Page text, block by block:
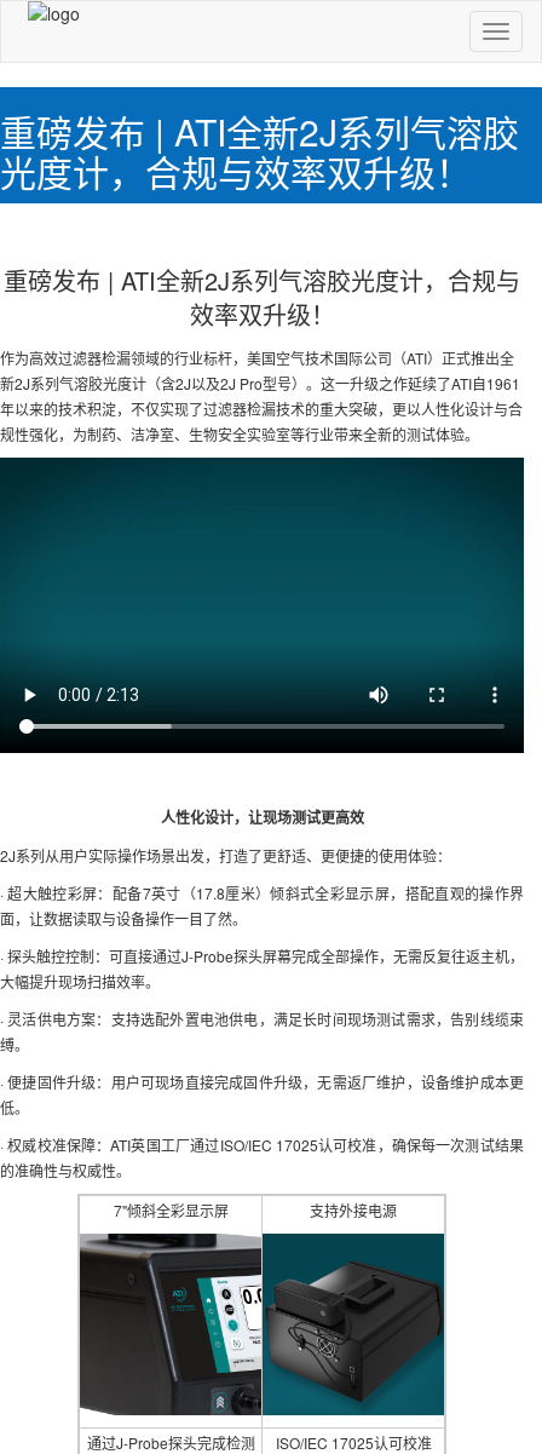
切
换
导
重磅发布 | ATI全新2J系列气溶胶
光度计，合规与效率双升级！
重磅发布 | ATI全新2J系列气溶胶光度计，合规与
效率双升级！
作为高效过滤器检漏领域的行业标杆，美国空气技术国际公司（ATI）正式推出全
新2J系列气溶胶光度计（含2J以及2J Pro型号）。这一升级之作延续了ATI自1961
年以来的技术积淀，不仅实现了过滤器检漏技术的重大突破，更以人性化设计与合
规性强化，为制药、洁净室、生物安全实验室等行业带来全新的测试体验。
人性化设计，让现场测试更高效
2J系列从用户实际操作场景出发，打造了更舒适、更便捷的使用体验：
· 超大触控彩屏：配备7英寸（17.8厘米）倾斜式全彩显示屏，搭配直观的操作界
面，让数据读取与设备操作一目了然。
· 探头触控控制：可直接通过J-Probe探头屏幕完成全部操作，无需反复往返主机，
大幅提升现场扫描效率。
· 灵活供电方案：支持选配外置电池供电，满足长时间现场测试需求，告别线缆束
缚。
· 便捷固件升级：用户可现场直接完成固件升级，无需返厂维护，设备维护成本更
低。
· 权威校准保障：ATI英国工厂通过ISO/IEC 17025认可校准，确保每一次测试结果
的准确性与权威性。
7"倾斜全彩显示屏
支持外接电源
通过J-Probe探头完成检测 ISO/IEC 17025认可校准